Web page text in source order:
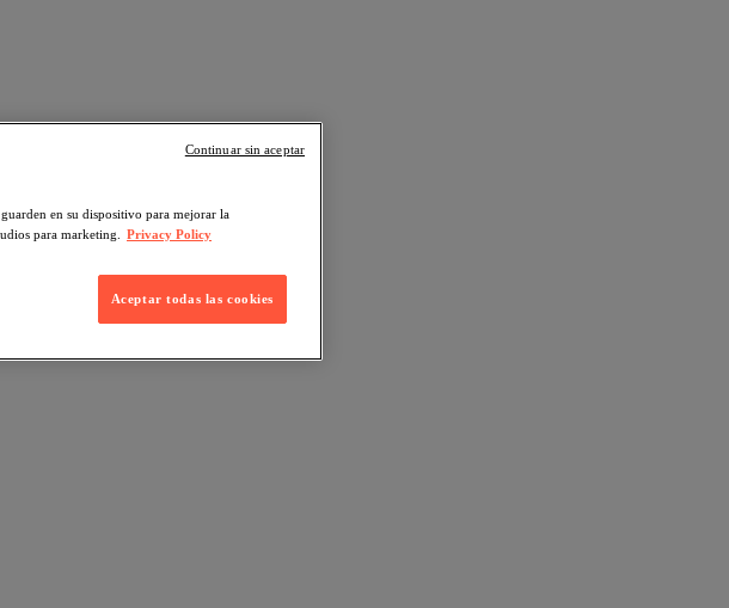
en su dispositivo para mejorar la
para marketing.
Privacy Policy
Aceptar todas las cookies
Continuar sin aceptar